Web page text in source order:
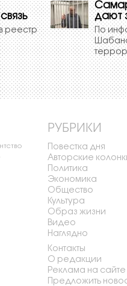
реестр
дают
По
РУБРИКИ
Повестка дня
Авторские
Политика
Экономика
Общество
Культура
Образ жизни
Видео
Наглядно
Контакты
О редакции
Реклама на сайте
Предложить